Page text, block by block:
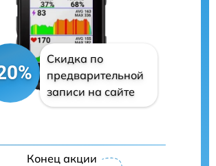
Скидка по
предварительной
записи на сайте
Конец акции